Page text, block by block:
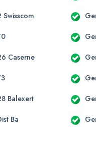
Caserne
Balexert
Ba